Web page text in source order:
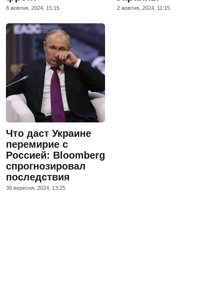
8 жовтня, 2024, 15:15 2 жовтня, 2024, 11:15
Что даст Украине
перемирие с
Россией: Bloomberg
спрогнозировал
последствия
30 вересня, 2024, 13:25